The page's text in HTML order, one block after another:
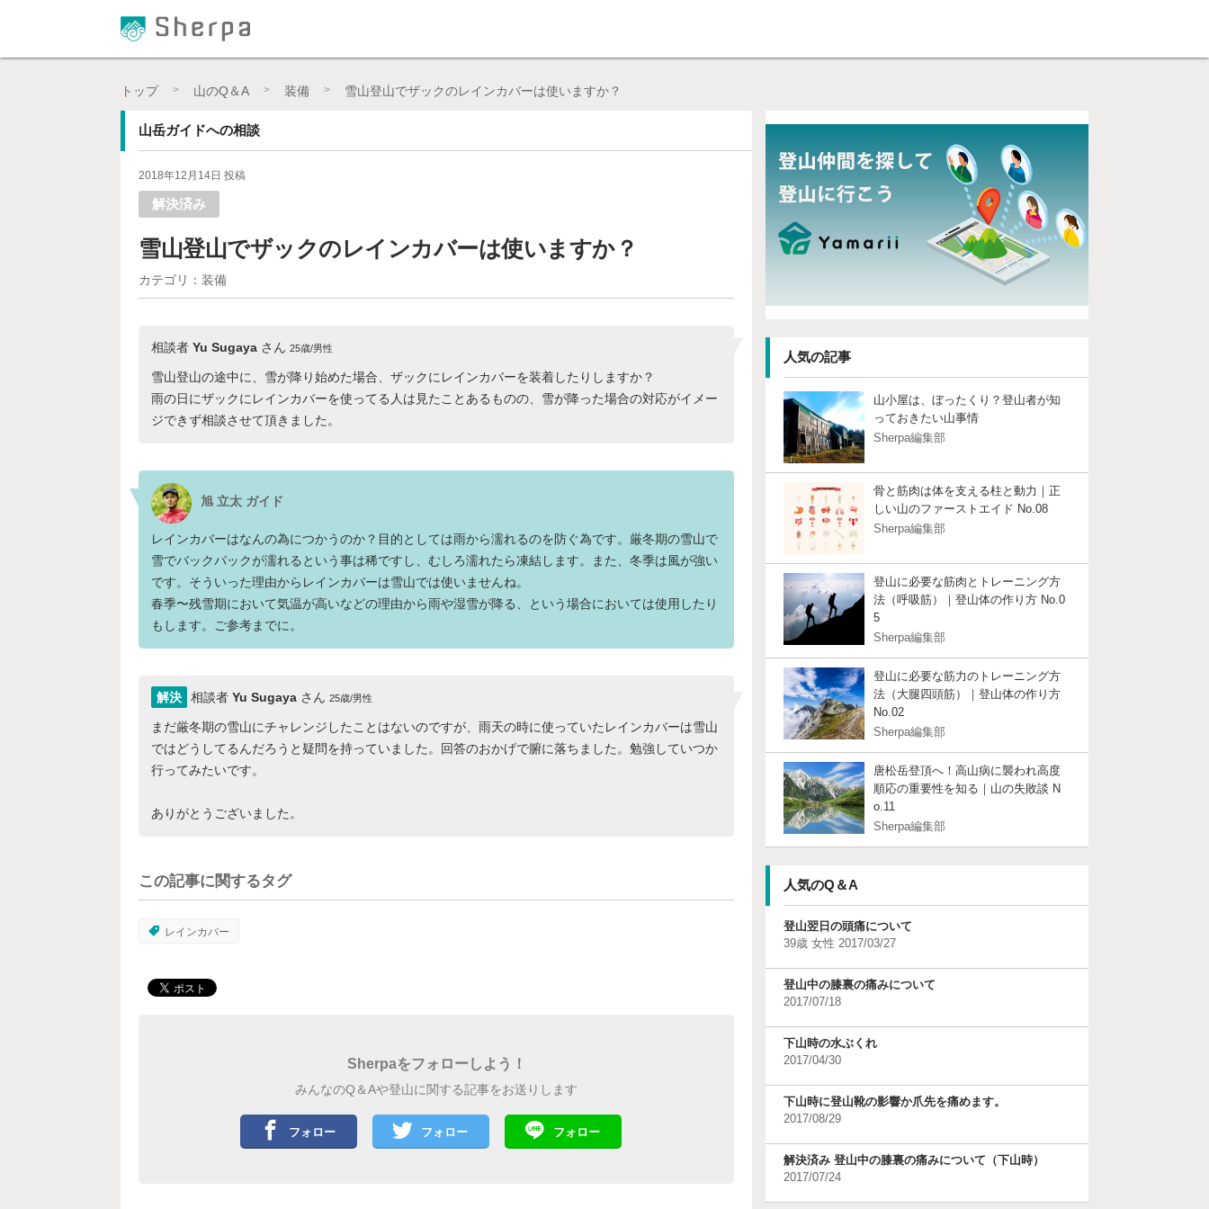
トップ
山のQ＆A 装備 雪山登山でザックのレインカバーは使いますか？
山岳ガイドへの相談
2018年12月14日 投稿
解決済み
雪山登山でザックのレインカバーは使いますか？
カテゴリ：装備
相談者 Yu Sugaya さん 25歳/男性
雪山登山の途中に、雪が降り始めた場合、ザックにレインカバーを装着したりしますか？
雨の日にザックにレインカバーを使ってる人は見たことあるものの、雪が降った場合の対応がイメー
ジできず相談させて頂きました。
旭 立太 ガイド
レインカバーはなんの為につかうのか？目的としては雨から濡れるのを防ぐ為です。厳冬期の雪山で
雪でバックパックが濡れるという事は稀ですし、むしろ濡れたら凍結します。また、冬季は風が強い
です。そういった理由からレインカバーは雪山では使いませんね。
春季〜残雪期において気温が高いなどの理由から雨や湿雪が降る、という場合においては使用したり
もします。ご参考までに。
解決 相談者 Yu Sugaya さん 25歳/男性
まだ厳冬期の雪山にチャレンジしたことはないのですが、雨天の時に使っていたレインカバーは雪山
ではどうしてるんだろうと疑問を持っていました。回答のおかげで腑に落ちました。勉強していつか
行ってみたいです。
ありがとうございました。
この記事に関するタグ
レインカバー
Sherpaをフォローしよう！
みんなのQ＆Aや登山に関する記事をお送りします
フォロー フォロー フォロー
人気の記事
山小屋は、ぼったくり？登山者が知
っておきたい山事情
Sherpa編集部
骨と筋肉は体を支える柱と動力｜正
しい山のファーストエイド No.08
Sherpa編集部
登山に必要な筋肉とトレーニング方
法（呼吸筋）｜登山体の作り方 No.0
5
Sherpa編集部
登山に必要な筋力のトレーニング方
法（大腿四頭筋）｜登山体の作り方
No.02
Sherpa編集部
唐松岳登頂へ！高山病に襲われ高度
順応の重要性を知る｜山の失敗談 N
o.11
Sherpa編集部
人気のQ＆A
登山翌日の頭痛について
39歳 女性 2017/03/27
登山中の膝裏の痛みについて
2017/07/18
下山時の水ぶくれ
2017/04/30
下山時に登山靴の影響か爪先を痛めます。
2017/08/29
解決済み 登山中の膝裏の痛みについて（下山時）
2017/07/24